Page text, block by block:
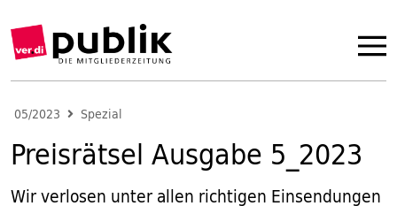
05/2023 Spezial
Preisrätsel Ausgabe 5_2023
Wir verlosen unter allen richtigen Einsendungen